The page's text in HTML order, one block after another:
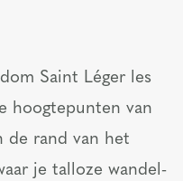
Saint Léger les
hoogtepunten van
de rand van het
je talloze wandel-